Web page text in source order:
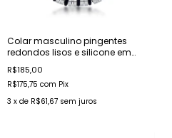
Colar masculino pingentes
redondos lisos e silicone em
aço
R$185,00
R$175,75 com Pix
3 x de R$61,67 sem juros